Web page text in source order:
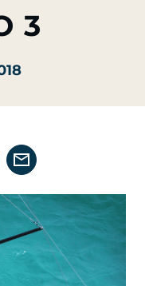
3